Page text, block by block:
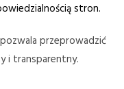
stron.
przeprowadzić
i transparentny.